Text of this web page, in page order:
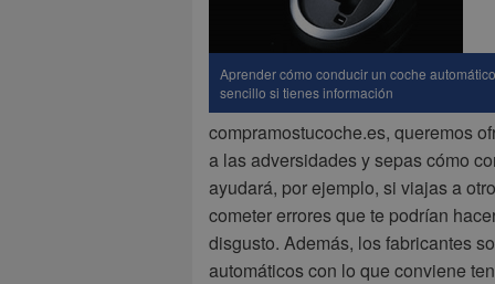
Aprender cómo conducir un coche
sencillo si tienes información
compramostucoche.es, queremos
a las adversidades y sepas cómo
ayudará, por ejemplo, si viajas a
cometer errores que te podrían
disgusto. Además, los fabricantes
automáticos con lo que conviene